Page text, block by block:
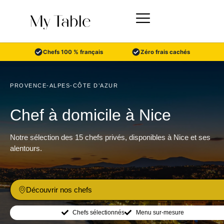
Chefs 100 % français Zéro frais cachés
PROVENCE-ALPES-CÔTE D’AZUR
Chef à domicile à Nice
Notre sélection des 15 chefs privés, disponibles à Nice et ses
alentours.
Découvrir nos chefs
Chefs sélectionnés Menu sur-mesure